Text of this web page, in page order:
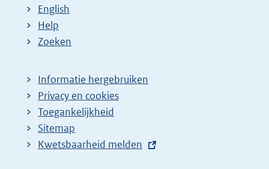
English
Help
Zoeken
Informatie hergebruiken
Privacy en cookies
Toegankelijkheid
Sitemap
E
Kwetsbaarheid melden